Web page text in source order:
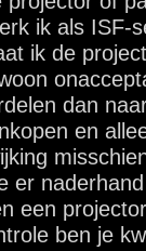
ik als ISF-
ik de
dan
en
er
een
ben je